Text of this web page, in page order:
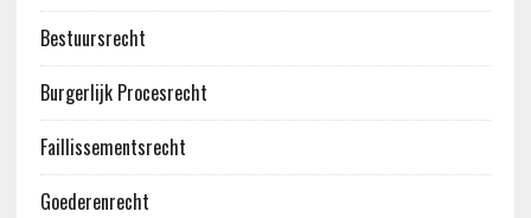
Bestuursrecht
Burgerlijk Procesrecht
Faillissementsrecht
Goederenrecht